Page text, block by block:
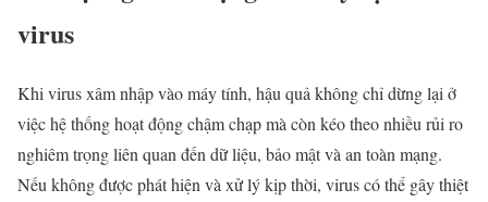
virus
Khi virus xâm nhập vào máy tính, hậu quả không chỉ dừng lại ở
việc hệ thống hoạt động chậm chạp mà còn kéo theo nhiều rủi ro
nghiêm trọng liên quan đến dữ liệu, bảo mật và an toàn mạng.
Nếu không được phát hiện và xử lý kịp thời, virus có thể gây thiệt